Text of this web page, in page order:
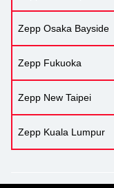
Zepp Osaka Bayside
Zepp Fukuoka
Zepp New Taipei
Zepp Kuala Lumpur